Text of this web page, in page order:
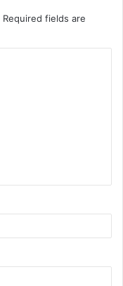
Required fields are